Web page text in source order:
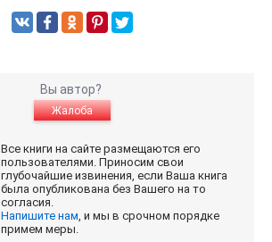
Вы автор?
Жалоба
Все книги на сайте размещаются его
пользователями. Приносим свои
глубочайшие извинения, если Ваша книга
была опубликована без Вашего на то
согласия.
Напишите нам, и мы в срочном порядке
примем меры.